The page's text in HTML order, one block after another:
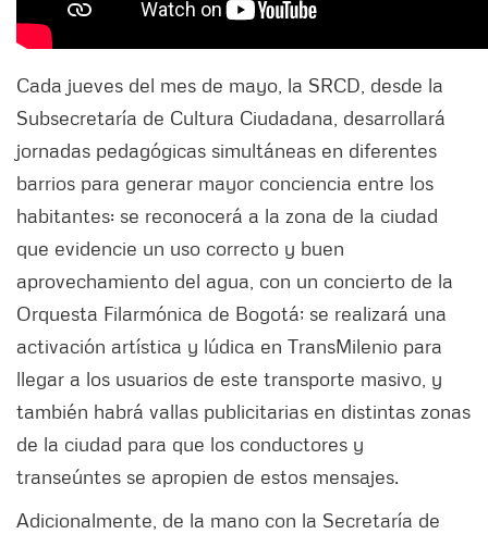
Cada jueves del mes de mayo, la SRCD, desde la
Subsecretaría de Cultura Ciudadana, desarrollará
jornadas pedagógicas simultáneas en diferentes
barrios para generar mayor conciencia entre los
habitantes: se reconocerá a la zona de la ciudad
que evidencie un uso correcto y buen
aprovechamiento del agua, con un concierto de la
Orquesta Filarmónica de Bogotá; se realizará una
activación artística y lúdica en TransMilenio para
llegar a los usuarios de este transporte masivo, y
también habrá vallas publicitarias en distintas zonas
de la ciudad para que los conductores y
transeúntes se apropien de estos mensajes.
Adicionalmente, de la mano con la Secretaría de